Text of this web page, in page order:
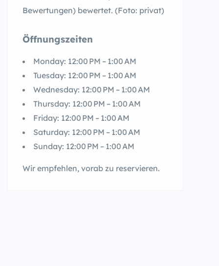
Bewertungen) bewertet. (Foto: privat)
Öffnungszeiten
Monday: 12:00 PM – 1:00 AM
Tuesday: 12:00 PM – 1:00 AM
Wednesday: 12:00 PM – 1:00 AM
Thursday: 12:00 PM – 1:00 AM
Friday: 12:00 PM – 1:00 AM
Saturday: 12:00 PM – 1:00 AM
Sunday: 12:00 PM – 1:00 AM
Wir empfehlen, vorab zu reservieren.